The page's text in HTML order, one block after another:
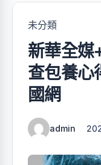
未分類
新華全媒
查包養心
國網
admin